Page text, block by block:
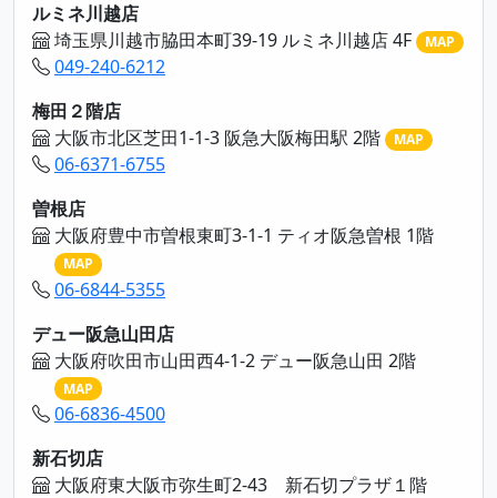
ルミネ川越店
埼玉県川越市脇田本町39-19 ルミネ川越店 4F
MAP
049-240-6212
梅田２階店
大阪市北区芝田1-1-3 阪急大阪梅田駅 2階
MAP
06-6371-6755
曽根店
大阪府豊中市曽根東町3-1-1 ティオ阪急曽根 1階
MAP
06-6844-5355
デュー阪急山田店
大阪府吹田市山田西4-1-2 デュー阪急山田 2階
MAP
06-6836-4500
新石切店
大阪府東大阪市弥生町2-43 新石切プラザ１階